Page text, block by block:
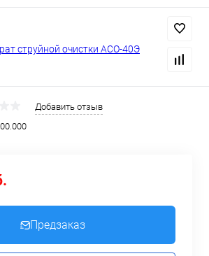
Добавить отзыв
Предзаказ